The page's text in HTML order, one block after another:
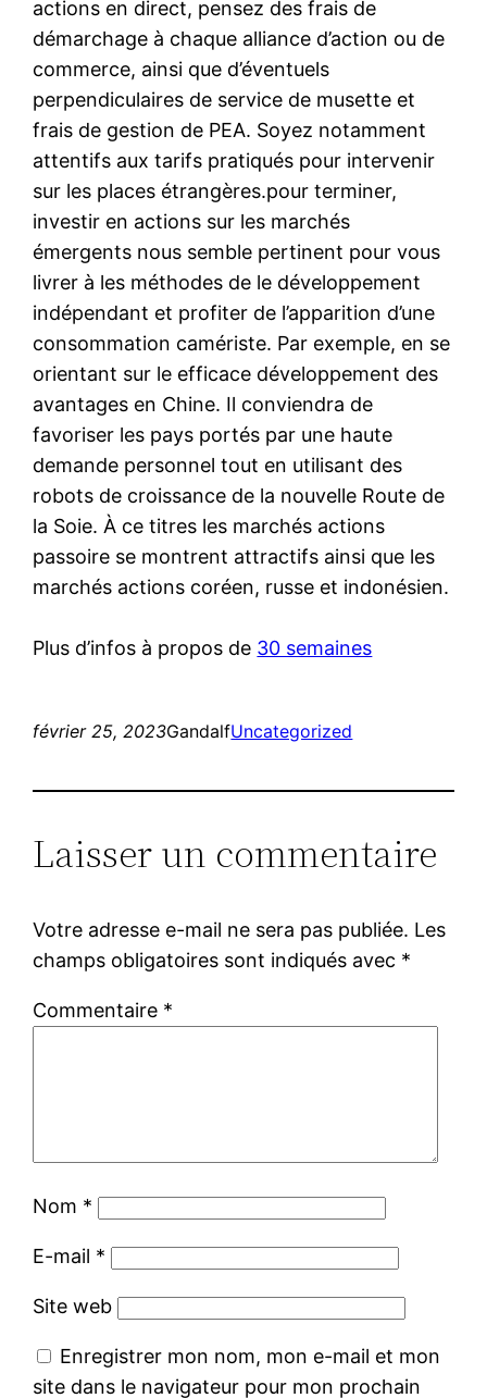
actions en direct, pensez des frais de
démarchage à chaque alliance d’action ou de
commerce, ainsi que d’éventuels
perpendiculaires de service de musette et
frais de gestion de PEA. Soyez notamment
attentifs aux tarifs pratiqués pour intervenir
sur les places étrangères.pour terminer,
investir en actions sur les marchés
émergents nous semble pertinent pour vous
livrer à les méthodes de le développement
indépendant et profiter de l’apparition d’une
consommation camériste. Par exemple, en se
orientant sur le efficace développement des
avantages en Chine. Il conviendra de
favoriser les pays portés par une haute
demande personnel tout en utilisant des
robots de croissance de la nouvelle Route de
la Soie. À ce titres les marchés actions
passoire se montrent attractifs ainsi que les
marchés actions coréen, russe et indonésien.
Plus d’infos à propos de 30 semaines
février 25, 2023GandalfUncategorized
Laisser un commentaire
Votre adresse e-mail ne sera pas publiée. Les
champs obligatoires sont indiqués avec *
Commentaire *
Nom *
E-mail *
Site web
Enregistrer mon nom, mon e-mail et mon
site dans le navigateur pour mon prochain